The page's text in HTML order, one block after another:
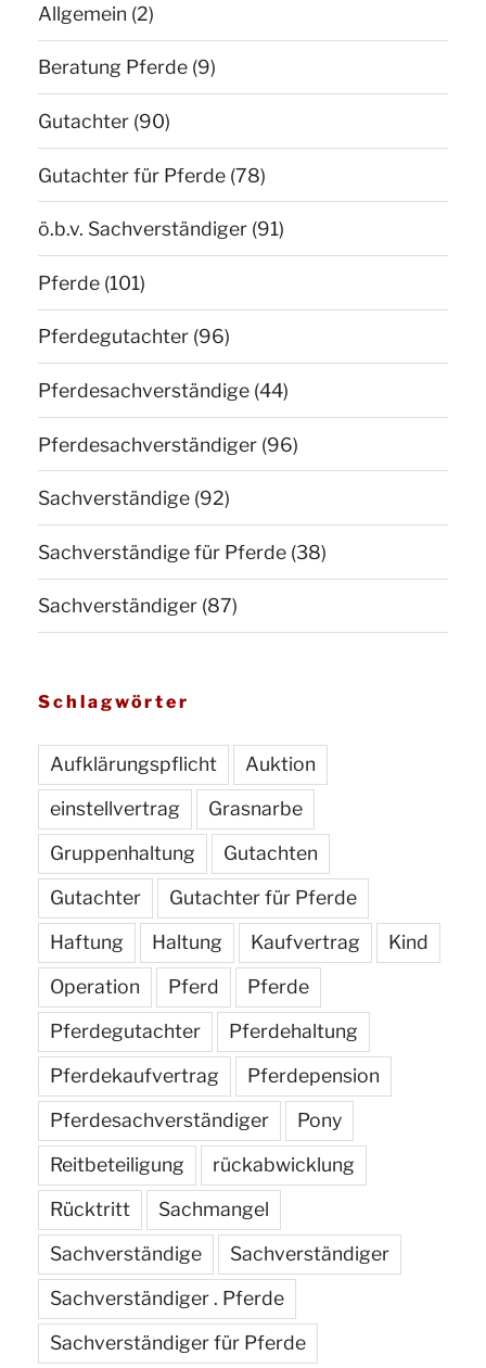
Allgemein (2)
Beratung Pferde (9)
Gutachter (90)
Gutachter für Pferde (78)
ö.b.v. Sachverständiger (91)
Pferde (101)
Pferdegutachter (96)
Pferdesachverständige (44)
Pferdesachverständiger (96)
Sachverständige (92)
Sachverständige für Pferde (38)
Sachverständiger (87)
Schlagwörter
Aufklärungspflicht
Auktion
einstellvertrag
Grasnarbe
Gruppenhaltung
Gutachten
Gutachter
Gutachter für Pferde
Haftung
Haltung Kaufvertrag
Kind
Operation
Pferd
Pferde
Pferdegutachter
Pferdehaltung
Pferdekaufvertrag
Pferdepension
Pferdesachverständiger
Pony
Reitbeteiligung
rückabwicklung
Rücktritt
Sachmangel
Sachverständige
Sachverständiger
Sachverständiger . Pferde
Sachverständiger für Pferde